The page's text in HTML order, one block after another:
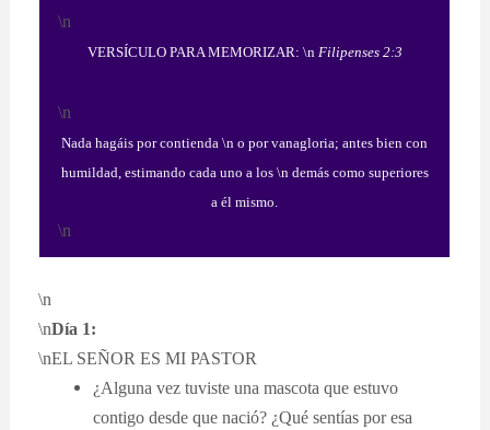
\n
VERSÍCULO PARA MEMORIZAR: \n Filipenses 2:3
\n
Nada hagáis por contienda \n o por vanagloria; antes bien con
humildad, estimando cada uno a los \n demás como superiores
a él mismo.
\n
\n
\nDía 1:
\nEL SEÑOR ES MI PASTOR
¿Alguna vez tuviste una mascota que estuvo
contigo desde que nació? ¿Qué sentías por esa